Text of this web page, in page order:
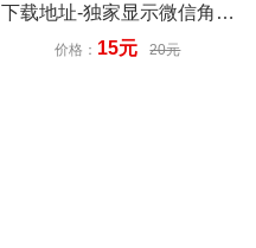
下载地址-独家显示微信角标
数字-7天退换
价格： 15元 20元